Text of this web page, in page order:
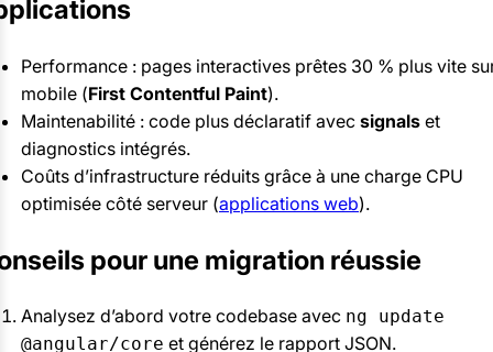
Performance : pages interactives prêtes 30 % plus vite
mobile (First Contentful Paint).
Maintenabilité : code plus déclaratif avec signals et
diagnostics intégrés.
Coûts d’infrastructure réduits grâce à une charge CPU
optimisée côté serveur (applications web).
pour une migration réussie
Analysez d’abord votre codebase avec ng update
@angular/core et générez le rapport JSON.